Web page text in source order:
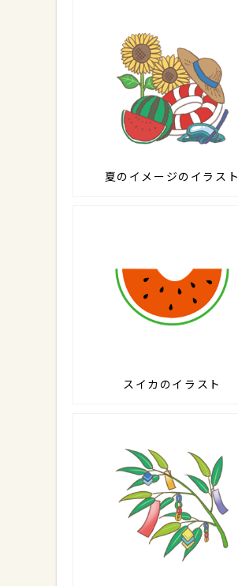
夏のイメージのイラスト
スイカのイラスト